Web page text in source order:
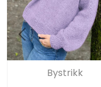
Bystrikk